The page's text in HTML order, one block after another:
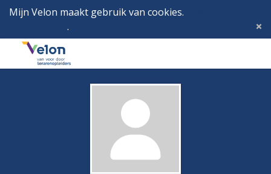
Mijn Velon maakt gebruik van cookies.
.
Menu